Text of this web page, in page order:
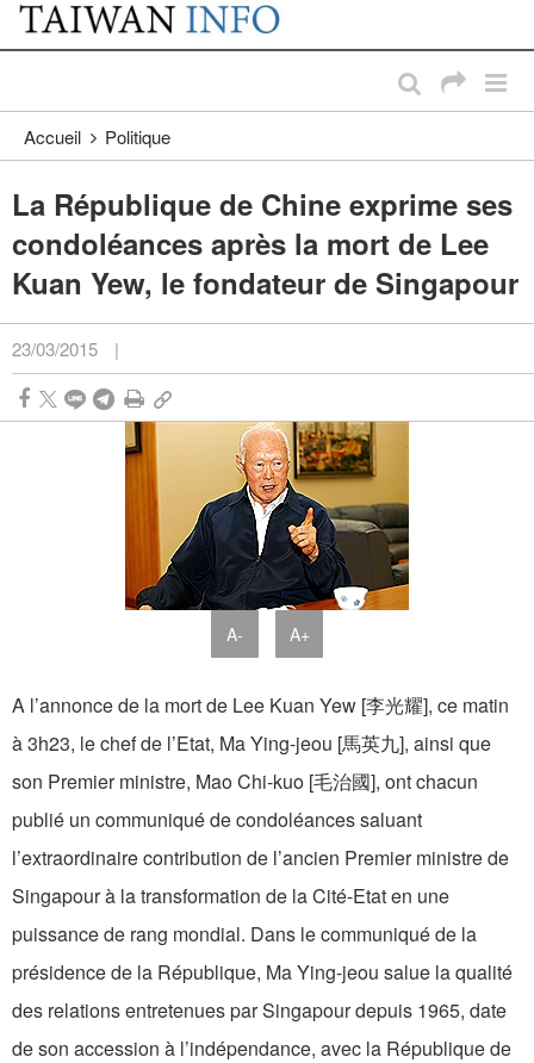
Passer au contenu principal
:::
Accueil Politique
La République de Chine exprime ses
condoléances après la mort de Lee
Kuan Yew, le fondateur de Singapour
23/03/2015 |
A- A+
A l’annonce de la mort de Lee Kuan Yew [李光耀], ce matin
à 3h23, le chef de l’Etat, Ma Ying-jeou [馬英九], ainsi que
son Premier ministre, Mao Chi-kuo [毛治國], ont chacun
publié un communiqué de condoléances saluant
l’extraordinaire contribution de l’ancien Premier ministre de
Singapour à la transformation de la Cité-Etat en une
puissance de rang mondial. Dans le communiqué de la
présidence de la République, Ma Ying-jeou salue la qualité
des relations entretenues par Singapour depuis 1965, date
de son accession à l’indépendance, avec la République de